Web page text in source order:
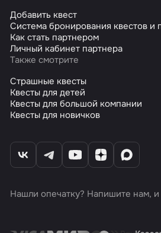
Добавить квест
Система бронирования квестов и
Как стать партнером
Личный кабинет партнера
Также смотрите
Страшные квесты
Квесты для детей
Квесты для большой компании
Квесты для новичков
Нашли опечатку? Напишите нам,